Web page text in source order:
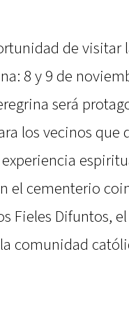
de visitar
8 y 9 de
será
los vecinos que
el cementerio
Fieles Difuntos,
comunidad